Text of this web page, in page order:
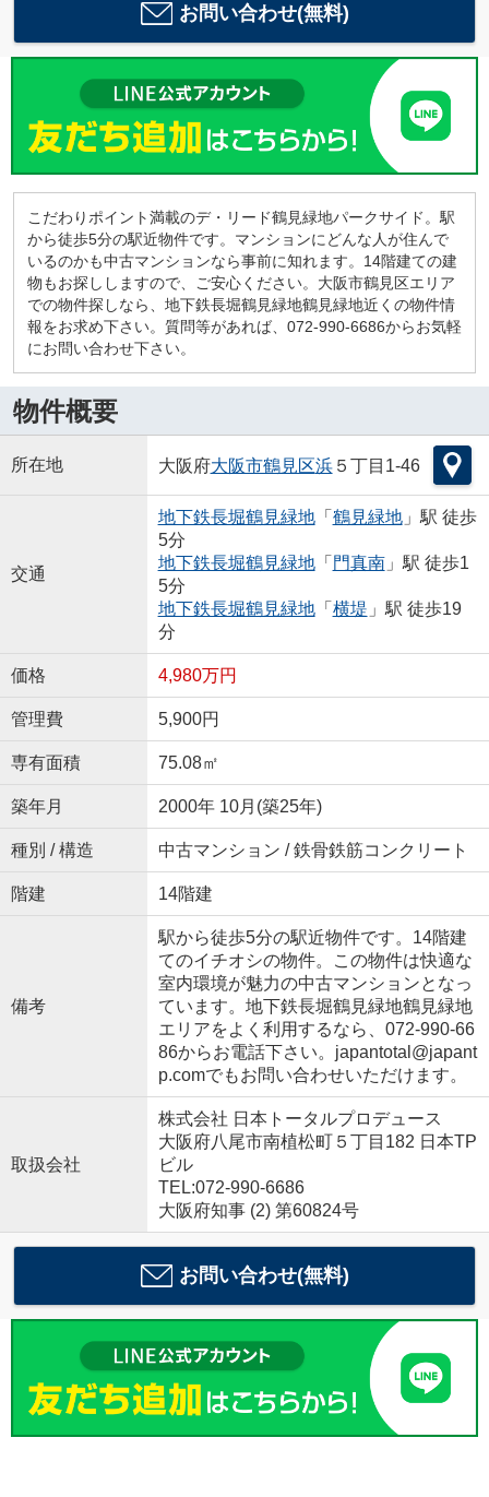
お問い合わせ(無料)
こだわりポイント満載のデ・リード鶴見緑地パークサイド。駅
から徒歩5分の駅近物件です。マンションにどんな人が住んで
いるのかも中古マンションなら事前に知れます。14階建ての建
物もお探ししますので、ご安心ください。大阪市鶴見区エリア
での物件探しなら、地下鉄長堀鶴見緑地鶴見緑地近くの物件情
報をお求め下さい。質問等があれば、072-990-6686からお気軽
にお問い合わせ下さい。
物件概要
所在地 大阪府大阪市鶴見区浜５丁目1-46
交通
地下鉄長堀鶴見緑地「 鶴見緑地」駅 徒歩
5分
地下鉄長堀鶴見緑地「 門真南」駅 徒歩1
5分
地下鉄長堀鶴見緑地「 横堤 」駅 徒歩19
分
価格 4,980万円
管理費 5,900円
専有面積 75.08㎡
築年月 2000年 10月(築25年)
種別 / 構造 中古マンション / 鉄骨鉄筋コンクリート
階建 14階建
備考
駅から徒歩5分の駅近物件です。14階建
てのイチオシの物件。この物件は快適な
室内環境が魅力の中古マンションとなっ
ています。地下鉄長堀鶴見緑地鶴見緑地
エリアをよく利用するなら、072-990-66
86からお電話下さい。japantotal@japant
p.comでもお問い合わせいただけます。
取扱会社
株式会社 日本トータルプロデュース
大阪府八尾市南植松町５丁目182 日本TP
ビル
TEL:072-990-6686
大阪府知事 (2) 第60824号
お問い合わせ(無料)